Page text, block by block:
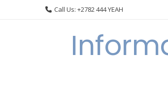
Call Us: +2782 444 YEAH